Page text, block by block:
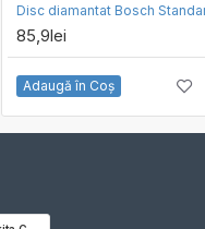
85,9lei
Adaugă în Coş